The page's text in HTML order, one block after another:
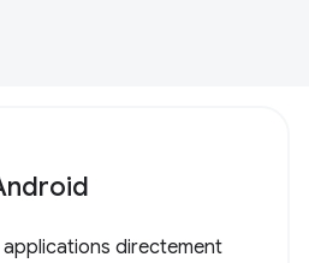
applications directement